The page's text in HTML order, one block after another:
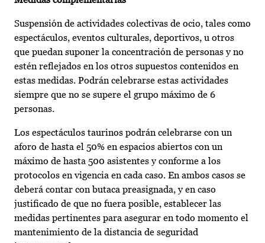
Suspensión de actividades colectivas de ocio, tales como
espectáculos, eventos culturales, deportivos, u otros
que puedan suponer la concentración de personas y no
estén reflejados en los otros supuestos contenidos en
estas medidas. Podrán celebrarse estas actividades
siempre que no se supere el grupo máximo de 6
personas.
Los espectáculos taurinos podrán celebrarse con un
aforo de hasta el 50% en espacios abiertos con un
máximo de hasta 500 asistentes y conforme a los
protocolos en vigencia en cada caso. En ambos casos se
deberá contar con butaca preasignada, y en caso
justificado de que no fuera posible, establecer las
medidas pertinentes para asegurar en todo momento el
mantenimiento de la distancia de seguridad